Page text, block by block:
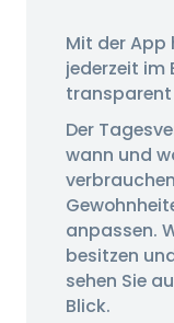
Mit der App
jederzeit im
transparent
Der
wann und
anpassen.
besitzen
sehen Sie
Blick.